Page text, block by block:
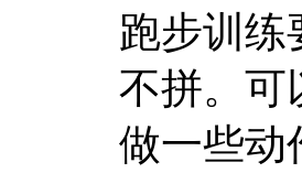
跑步训练
不拼。可
做一些动